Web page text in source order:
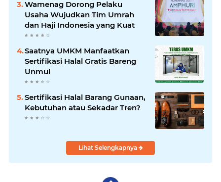
Wamenag Dorong Pelaku
Usaha Wujudkan Tim Umrah
dan Haji Indonesia yang Kuat
Saatnya UMKM Manfaatkan
Sertifikasi Halal Gratis Bareng
Unmul
Sertifikasi Halal Barang Gunaan,
Kebutuhan atau Sekadar Tren?
Lihat Selengkapnya